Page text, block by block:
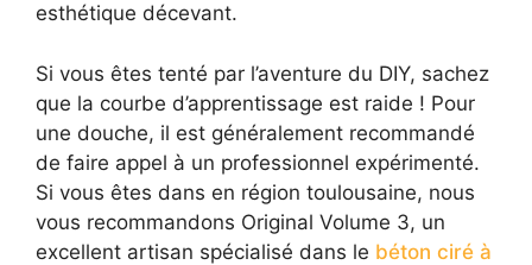
esthétique décevant.
Si vous êtes tenté par l’aventure du DIY, sachez
que la courbe d’apprentissage est raide ! Pour
une douche, il est généralement recommandé
de faire appel à un professionnel expérimenté.
Si vous êtes dans en région toulousaine, nous
vous recommandons Original Volume 3, un
excellent artisan spécialisé dans le béton ciré à